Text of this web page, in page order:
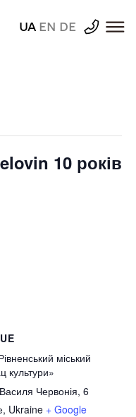
UA EN DE
10 років
міський
культури»
Червонія, 6
, Ukraine + Google